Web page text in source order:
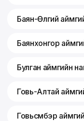
Баян-Өлгий
Баянхонгор
Булган аймгийн
Говь-Алтай
Говьсүмбэр